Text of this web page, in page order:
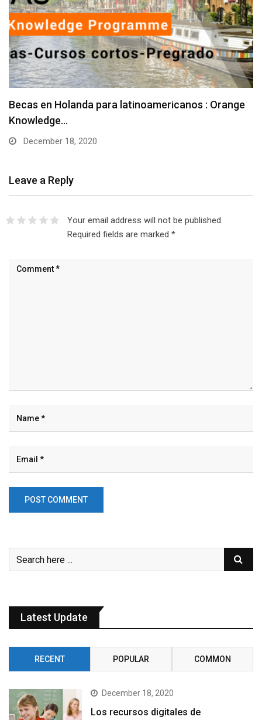
Becas en Holanda para latinoamericanos : Orange
Knowledge…
December 18, 2020
Leave a Reply
Your email address will not be published.
Required fields are marked *
Latest Update
RECENT POPULAR COMMON
December 18, 2020
Los recursos digitales de